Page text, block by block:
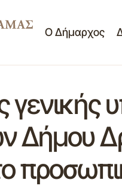
Ο Δήμαρχος
γενικής
Δήμου